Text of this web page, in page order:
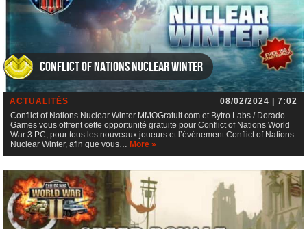
Conflict of Nations Nuclear Winter
ACTUALITÉS
08/02/2024 | 7:02
Conflict of Nations Nuclear Winter MMOGratuit.com et Bytro Labs / Dorado
Games vous offrent cette opportunité gratuite pour Conflict of Nations World
War 3 PC, pour tous les nouveaux joueurs et l’événement Conflict of Nations
Nuclear Winter, afin que vous… More »